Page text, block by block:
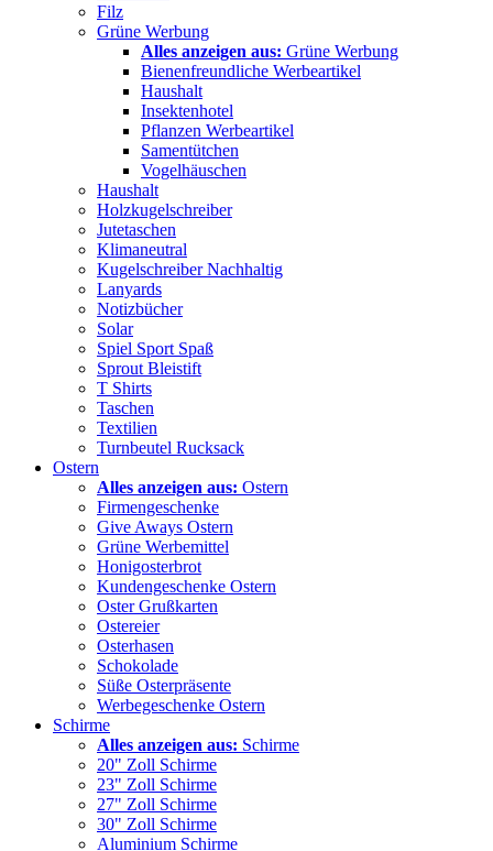
Filz
Grüne Werbung
Alles anzeigen aus: Grüne Werbung
Bienenfreundliche Werbeartikel
Haushalt
Insektenhotel
Pflanzen Werbeartikel
Samentütchen
Vogelhäuschen
Haushalt
Holzkugelschreiber
Jutetaschen
Klimaneutral
Kugelschreiber Nachhaltig
Lanyards
Notizbücher
Solar
Spiel Sport Spaß
Sprout Bleistift
T Shirts
Taschen
Textilien
Turnbeutel Rucksack
Ostern
Alles anzeigen aus: Ostern
Firmengeschenke
Give Aways Ostern
Grüne Werbemittel
Honigosterbrot
Kundengeschenke Ostern
Oster Grußkarten
Ostereier
Osterhasen
Schokolade
Süße Osterpräsente
Werbegeschenke Ostern
Schirme
Alles anzeigen aus: Schirme
20" Zoll Schirme
23" Zoll Schirme
27" Zoll Schirme
30" Zoll Schirme
Aluminium Schirme